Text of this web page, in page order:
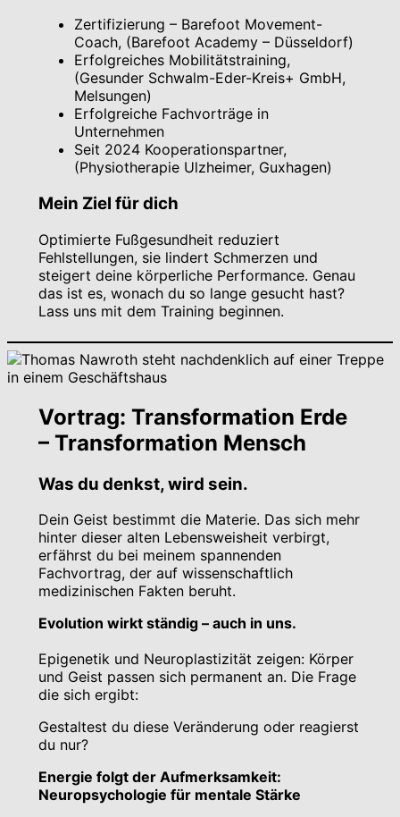
Zertifizierung – Barefoot Movement-
Coach, (Barefoot Academy – Düsseldorf)
Erfolgreiches Mobilitätstraining,
(Gesunder Schwalm-Eder-Kreis+ GmbH,
Melsungen)
Erfolgreiche Fachvorträge in
Unternehmen
Seit 2024 Kooperationspartner,
(Physiotherapie Ulzheimer, Guxhagen)
Mein Ziel für dich
Optimierte Fußgesundheit reduziert
Fehlstellungen, sie lindert Schmerzen und
steigert deine körperliche Performance. Genau
das ist es, wonach du so lange gesucht hast?
Lass uns mit dem Training beginnen.
Vortrag: Transformation Erde
– Transformation Mensch
Was du denkst, wird sein.
Dein Geist bestimmt die Materie. Das sich mehr
hinter dieser alten Lebensweisheit verbirgt,
erfährst du bei meinem spannenden
Fachvortrag, der auf wissenschaftlich
medizinischen Fakten beruht.
Evolution wirkt ständig – auch in uns.
Epigenetik und Neuroplastizität zeigen: Körper
und Geist passen sich permanent an. Die Frage
die sich ergibt:
Gestaltest du diese Veränderung oder reagierst
du nur?
Energie folgt der Aufmerksamkeit:
Neuropsychologie für mentale Stärke